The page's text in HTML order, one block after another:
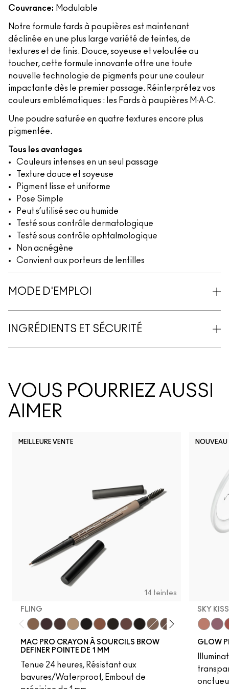
Couvrance: Modulable
Notre formule fards à paupières est maintenant
déclinée en une plus large variété de teintes, de
textures et de finis. Douce, soyeuse et veloutée au
toucher, cette formule innovante offre une toute
nouvelle technologie de pigments pour une couleur
impactante dès le premier passage. Réinterprétez vos
couleurs emblématiques : les Fards à paupières M∙A∙C.
Une poudre saturée en quatre textures encore plus
pigmentée.
Tous les avantages
Couleurs intenses en un seul passage
Texture douce et soyeuse
Pigment lisse et uniforme
Pose Simple
Peut s’utilisé sec ou humide
Testé sous contrôle dermatologique
Testé sous contrôle ophtalmologique
Non acnégène
Convient aux porteurs de lentilles
MODE D'EMPLOI
INGRÉDIENTS ET SÉCURITÉ
VOUS POURRIEZ AUSSI
AIMER
MEILLEURE VENTE
14 teintes
FLING
Genuine Aubergine
Omega
OnyxPenny
MAC PRO CRAYON À SOURCILS BROW
DEFINER POINTE DE 1 MM
Tenue 24 heures, Résistant aux
bavures/Waterproof, Embout de
NOUVEAU
SKY
GLOW